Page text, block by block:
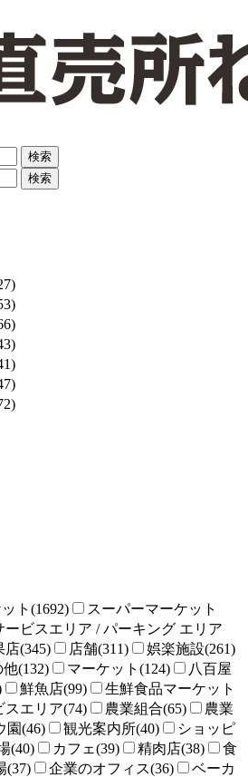
ト(1692)
スーパーマーケット
ービスエリア / パーキング エリア
店(345) 店舗(311)
娯楽施設(261)
他(132) マーケット(124)
八百屋
鮮魚店(99)
生鮮食品マーケット
スエリア(74) 農業組合(65)
農業
園(46) 観光案内所(40)
ショッピ
(40) カフェ(39) 精肉店(38)
食
(37) 企業のオフィス(36)
ベーカ